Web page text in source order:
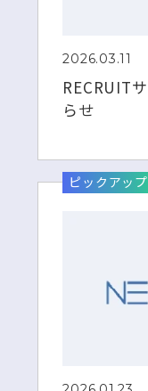
2026.03.11
RECRUIT
らせ
ピックアップ